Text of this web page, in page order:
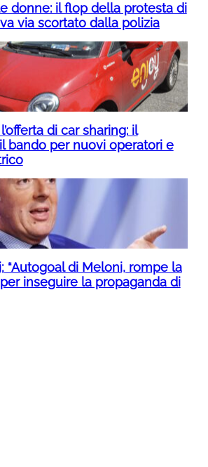
donne: il flop della protesta di
via scortato dalla polizia
di car sharing: il
bando per nuovi operatori e
“Autogoal di Meloni, rompe la
inseguire la propaganda di